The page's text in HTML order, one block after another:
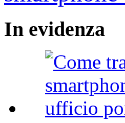
In evidenza